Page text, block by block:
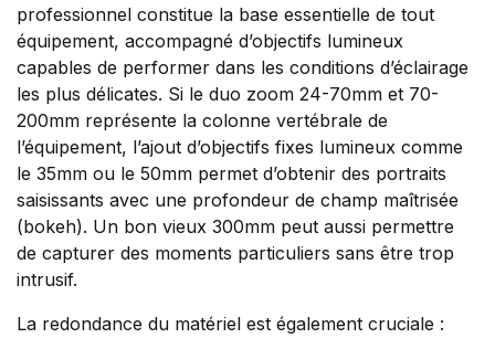
professionnel constitue la base essentielle de tout
équipement, accompagné d’objectifs lumineux
capables de performer dans les conditions d’éclairage
les plus délicates. Si le duo zoom 24-70mm et 70-
200mm représente la colonne vertébrale de
l’équipement, l’ajout d’objectifs fixes lumineux comme
le 35mm ou le 50mm permet d’obtenir des portraits
saisissants avec une profondeur de champ maîtrisée
(bokeh). Un bon vieux 300mm peut aussi permettre
de capturer des moments particuliers sans être trop
intrusif.
La redondance du matériel est également cruciale :